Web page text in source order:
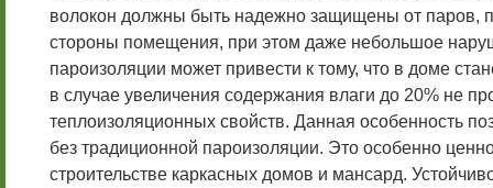
волокон должны быть надежно защищены от паров,
стороны помещения, при этом даже небольшое
пароизоляции может привести к тому, что в доме
в случае увеличения содержания влаги до 20% не
теплоизоляционных свойств. Данная особенность
без традиционной пароизоляции. Это особенно
строительстве каркасных домов и мансард.